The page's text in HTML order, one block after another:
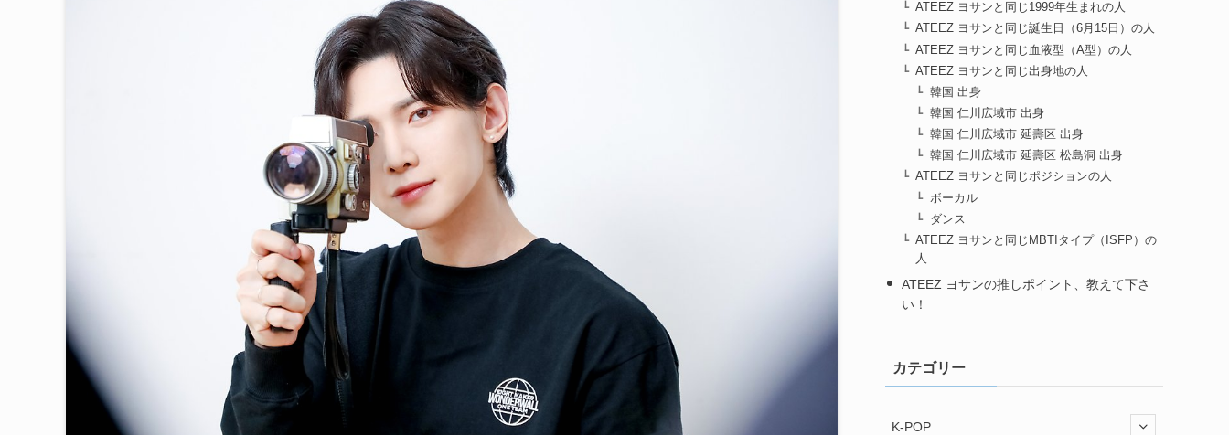
ATEEZ ヨサンと同じ1999年生まれの人
ATEEZ ヨサンと同じ誕生日（6月15日）の人
ATEEZ ヨサンと同じ血液型（A型）の人
ATEEZ ヨサンと同じ出身地の人
韓国 出身
韓国 仁川広域市 出身
韓国 仁川広域市 延壽区 出身
韓国 仁川広域市 延壽区 松島洞 出身
ATEEZ ヨサンと同じポジションの人
ボーカル
ダンス
ATEEZ ヨサンと同じMBTIタイプ（ISFP）の
人
ATEEZ ヨサンの推しポイント、教えて下さ
い！
カテゴリー
K-POP